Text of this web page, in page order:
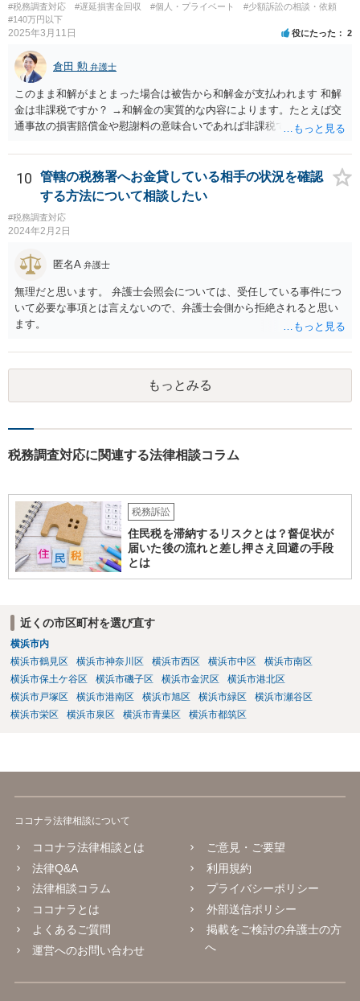
#税務調査対応 #遅延損害金回収 #個人・プライベート
#少額訴訟の相談・依頼
#140万円以下
2025年3月11日 役にたった 2
倉田 勲 弁護士
このまま和解がまとまった場合は被告から和解金が支払われます 和解
金は非課税ですか？ →和解金の実質的な内容によります。たとえば交
通事故の損害賠償金や慰謝料の意味合いであれば非課税ですが、残業
会計の話であり、弁護士では専門外になります。 税務会計の専門家は
税理士又は会計士になりますので、正確なところは税理士などにご相
談ください。
10
管轄の税務署へお金貸している相手の状況を確認
する方法について相談したい
#税務調査対応
2024年2月2日
匿名A 弁護士
無理だと思います。 弁護士会照会については、受任している事件につ
いて必要な事項とは言えないので、弁護士会側から拒絶されると思い
ます。
もっとみる
税務調査対応に関連する法律相談コラム
税務訴訟
住民税を滞納するリスクとは？督促状が
届いた後の流れと差し押さえ回避の手段
とは
近くの市区町村を選び直す
横浜市内
横浜市鶴見区
横浜市神奈川区 横浜市西区 横浜市中区
横浜市南区
横浜市保土ケ谷区
横浜市磯子区 横浜市金沢区
横浜市港北区
横浜市戸塚区
横浜市港南区 横浜市旭区 横浜市緑区
横浜市瀬谷区
横浜市栄区
横浜市泉区 横浜市青葉区 横浜市都筑区
ココナラ法律相談について
ココナラ法律相談とは
法律Q&A
法律相談コラム
ココナラとは
よくあるご質問
運営へのお問い合わせ
ご意見・ご要望
利用規約
プライバシーポリシー
外部送信ポリシー
掲載をご検討の弁護士の方
へ